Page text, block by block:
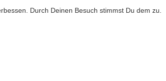
Durch Deinen Besuch stimmst Du dem zu.